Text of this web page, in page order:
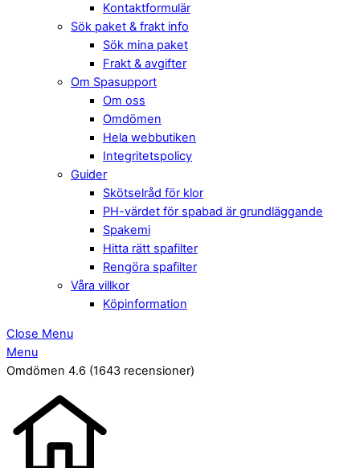
Kontaktformulär
Sök paket & frakt info
Sök mina paket
Frakt & avgifter
Om Spasupport
Om oss
Omdömen
Hela webbutiken
Integritetspolicy
Guider
Skötselråd för klor
PH-värdet för spabad är grundläggande
Spakemi
Hitta rätt spafilter
Rengöra spafilter
Våra villkor
Köpinformation
Close Menu
Menu
Omdömen 4.6 (1643 recensioner)